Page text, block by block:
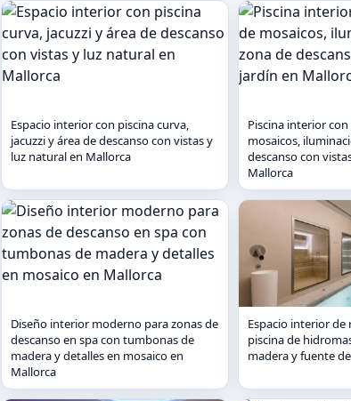
Espacio interior con piscina curva,
jacuzzi y área de descanso con vistas y
luz natural en Mallorca
Piscina interior
mosaicos,
descanso con
Mallorca
Diseño interior moderno para zonas de
descanso en spa con tumbonas de
madera y detalles en mosaico en
Mallorca
Espacio interior de
piscina de
madera y fuente